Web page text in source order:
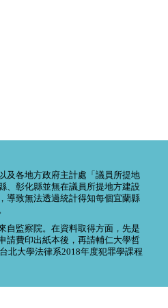
以及各地方政府主計處「議員所提地
、彰化縣並無在議員所提地方建設
導致無法透過統計得知每個宜蘭縣
自監察院。在資料取得方面，先是
請費印出紙本後，再請輔仁大學哲
北大學法律系2018年度犯罪學課程